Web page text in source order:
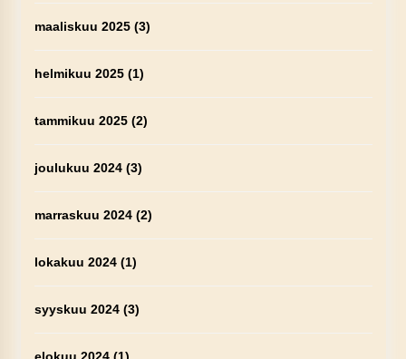
maaliskuu 2025(3)
helmikuu 2025(1)
tammikuu 2025(2)
joulukuu 2024(3)
marraskuu 2024(2)
lokakuu 2024(1)
syyskuu 2024(3)